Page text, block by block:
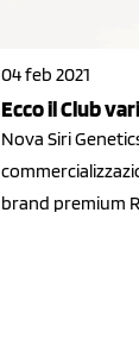
04 feb 2021
Ecco il Club
Nova Siri
brand premium